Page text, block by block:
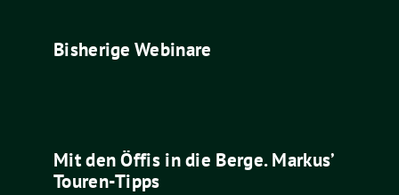
Bisherige Webinare
Mit den Öffis in die Berge. Markus’
Touren-Tipps